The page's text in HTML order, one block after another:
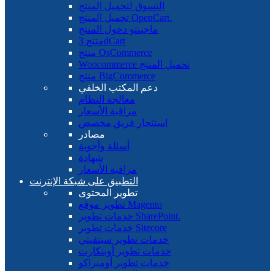
التسوق لتحميل المنتج
تحميل المنتج OpenCart.
ماجينتو دخول المنتج
منتج 3dCart
منتج OsCommerce
Woocommerce تحميل المنتج
منتج BigCommerce
دعم المكتب الخلفي
معالجة النظام
مراقبة الأسعار
استئجار فريق مخصص
مصادر
أسئلة وأجوبة
شهادة
مراقبة الأسعار
التطبيق على شبكة الإنترنت
تطوير المحتوى
تطوير موقع Magento
خدمات تطوير SharePoint.
خدمات تطوير Sitecore
خدمات تطوير سيتفيتي
خدمات تطوير أوبنكارت
خدمات تطوير أومبراكو